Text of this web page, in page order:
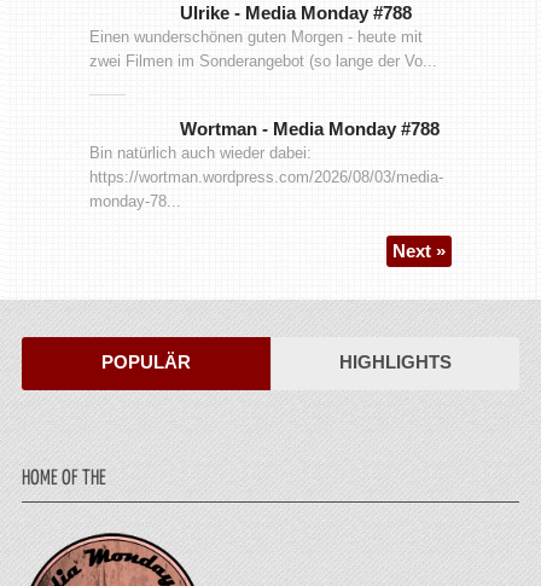
Ulrike - Media Monday #788
Einen wunderschönen guten Morgen - heute mit
zwei Filmen im Sonderangebot (so lange der Vo...
Wortman - Media Monday #788
Bin natürlich auch wieder dabei:
https://wortman.wordpress.com/2026/08/03/media-
monday-78...
Next »
POPULÄR HIGHLIGHTS
HOME OF THE